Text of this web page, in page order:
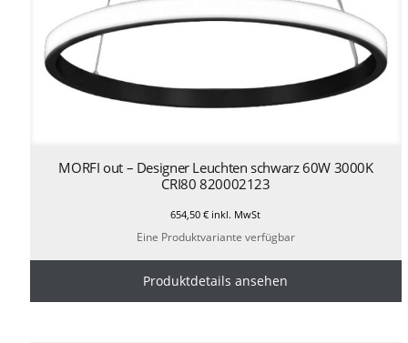
MORFI out – Designer Leuchten schwarz 60W 3000K
CRI80 820002123
654,50€ inkl. MwSt
Eine Produktvariante verfügbar
Produktdetails ansehen